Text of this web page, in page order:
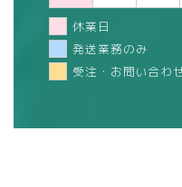
休業日
発送業務のみ
受注・お問い合わ